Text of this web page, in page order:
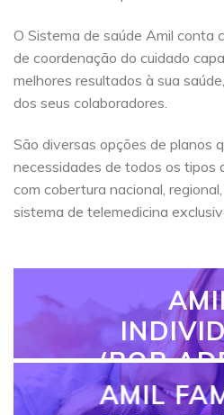
O Sistema de saúde Amil conta
de coordenação do cuidado
melhores resultados à sua
dos seus colaboradores.
São diversas opções de planos
necessidades de todos os tipos
com cobertura nacional,
sistema de telemedicina
(POR
AMIL